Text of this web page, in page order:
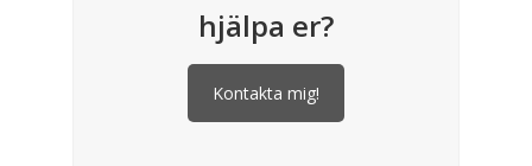
hjälpa er?
Kontakta mig!